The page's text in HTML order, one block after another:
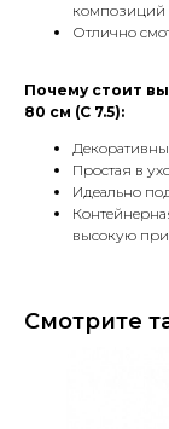
композиций
Отлично
Почему стоит
80 см (С 7.5):
Простая в
Идеально
высокую
Смотрите